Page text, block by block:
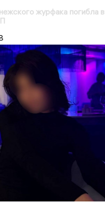
журфака погибла в